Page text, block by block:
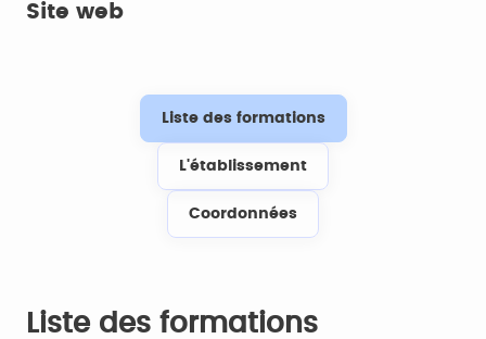
Site web
Liste des formations
L'établissement
Coordonnées
Liste des formations